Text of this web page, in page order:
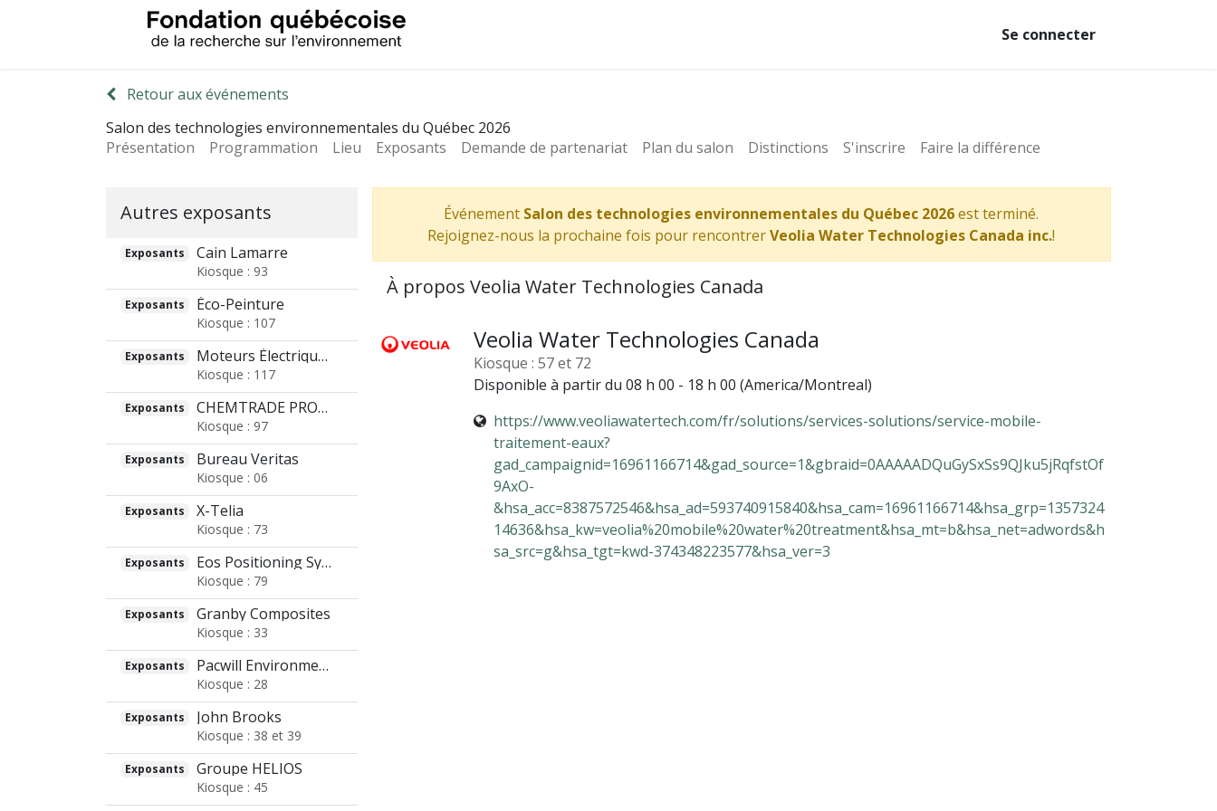
Se connecter
Retour aux événements
Salon des technologies environnementales du Québec 2026
Présentation
Programmation Lieu Exposants Demande de partenariat Plan du salon Distinctions S'inscrire Faire la différence
Autres exposants
Exposants Cain Lamarre
Kiosque : 93
Exposants Éco-Peinture
Kiosque : 107
Exposants Moteurs Électriques Laval Ltée
Kiosque : 117
Exposants CHEMTRADE PRODUITS CHIMIQUES
Kiosque : 97
Exposants Bureau Veritas
Kiosque : 06
Exposants X-Telia
Kiosque : 73
Exposants Eos Positioning Systems
Kiosque : 79
Exposants Granby Composites
Kiosque : 33
Exposants Pacwill Environmental
Kiosque : 28
Exposants John Brooks
Kiosque : 38 et 39
Exposants Groupe HELIOS
Kiosque : 45
Événement Salon des technologies environnementales du Québec 2026est terminé.
Rejoignez-nous la prochaine fois pour rencontrerVeolia Water Technologies Canada inc.!
À propos Veolia Water Technologies Canada
Veolia Water Technologies Canada
Kiosque : 57 et 72
Disponible à partir du 08 h 00 - 18 h 00 (America/Montreal)
https://www.veoliawatertech.com/fr/solutions/services-solutions/service-mobile-
traitement-eaux?
gad_campaignid=16961166714&gad_source=1&gbraid=0AAAAADQuGySxSs9QJku5jRqfstOf
9AxO-
&hsa_acc=8387572546&hsa_ad=593740915840&hsa_cam=16961166714&hsa_grp=1357324
14636&hsa_kw=veolia%20mobile%20water%20treatment&hsa_mt=b&hsa_net=adwords&h
sa_src=g&hsa_tgt=kwd-374348223577&hsa_ver=3